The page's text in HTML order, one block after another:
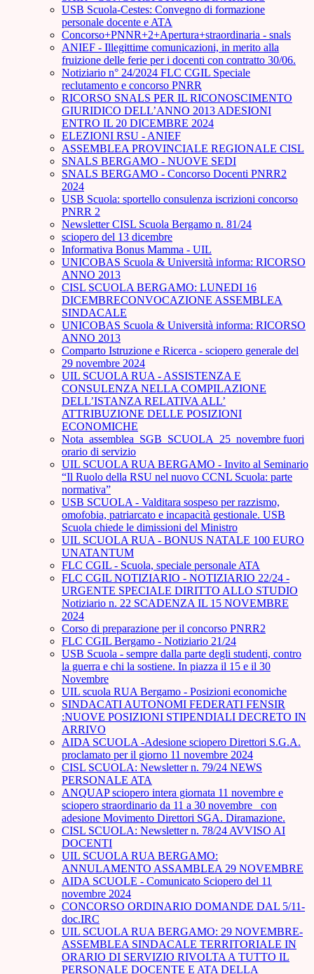
USB Scuola-Cestes: Convegno di formazione
personale docente e ATA
Concorso+PNNR+2+Apertura+straordinaria - snals
ANIEF - Illegittime comunicazioni, in merito alla
fruizione delle ferie per i docenti con contratto 30/06.
Notiziario n° 24/2024 FLC CGIL Speciale
reclutamento e concorso PNRR
RICORSO SNALS PER IL RICONOSCIMENTO
GIURIDICO DELL’ANNO 2013 ADESIONI
ENTRO IL 20 DICEMBRE 2024
ELEZIONI RSU - ANIEF
ASSEMBLEA PROVINCIALE REGIONALE CISL
SNALS BERGAMO - NUOVE SEDI
SNALS BERGAMO - Concorso Docenti PNRR2
2024
USB Scuola: sportello consulenza iscrizioni concorso
PNRR 2
Newsletter CISL Scuola Bergamo n. 81/24
sciopero del 13 dicembre
Informativa Bonus Mamma - UIL
UNICOBAS Scuola & Università informa: RICORSO
ANNO 2013
CISL SCUOLA BERGAMO: LUNEDI 16
DICEMBRECONVOCAZIONE ASSEMBLEA
SINDACALE
UNICOBAS Scuola & Università informa: RICORSO
ANNO 2013
Comparto Istruzione e Ricerca - sciopero generale del
29 novembre 2024
UIL SCUOLA RUA - ASSISTENZA E
CONSULENZA NELLA COMPILAZIONE
DELL’ISTANZA RELATIVA ALL’
ATTRIBUZIONE DELLE POSIZIONI
ECONOMICHE
Nota_assemblea_SGB_SCUOLA_25_novembre fuori
orario di servizio
UIL SCUOLA RUA BERGAMO - Invito al Seminario
“Il Ruolo della RSU nel nuovo CCNL Scuola: parte
normativa”
USB SCUOLA - Valditara sospeso per razzismo,
omofobia, patriarcato e incapacità gestionale. USB
Scuola chiede le dimissioni del Ministro
UIL SCUOLA RUA - BONUS NATALE 100 EURO
UNATANTUM
FLC CGIL - Scuola, speciale personale ATA
FLC CGIL NOTIZIARIO - NOTIZIARIO 22/24 -
URGENTE SPECIALE DIRITTO ALLO STUDIO
Notiziario n. 22 SCADENZA IL 15 NOVEMBRE
2024
Corso di preparazione per il concorso PNRR2
FLC CGIL Bergamo - Notiziario 21/24
USB Scuola - sempre dalla parte degli studenti, contro
la guerra e chi la sostiene. In piazza il 15 e il 30
Novembre
UIL scuola RUA Bergamo - Posizioni economiche
SINDACATI AUTONOMI FEDERATI FENSIR
:NUOVE POSIZIONI STIPENDIALI DECRETO IN
ARRIVO
AIDA SCUOLA -Adesione sciopero Direttori S.G.A.
proclamato per il giorno 11 novembre 2024
CISL SCUOLA: Newsletter n. 79/24 NEWS
PERSONALE ATA
ANQUAP sciopero intera giornata 11 novembre e
sciopero straordinario da 11 a 30 novembre_ con
adesione Movimento Direttori SGA. Diramazione.
CISL SCUOLA: Newsletter n. 78/24 AVVISO AI
DOCENTI
UIL SCUOLA RUA BERGAMO:
ANNULAMENTO ASSAMBLEA 29 NOVEMBRE
AIDA SCUOLE - Comunicato Sciopero del 11
novembre 2024
CONCORSO ORDINARIO DOMANDE DAL 5/11-
doc.IRC
UIL SCUOLA RUA BERGAMO: 29 NOVEMBRE-
ASSEMBLEA SINDACALE TERRITORIALE IN
ORARIO DI SERVIZIO RIVOLTA A TUTTO IL
PERSONALE DOCENTE E ATA DELLA